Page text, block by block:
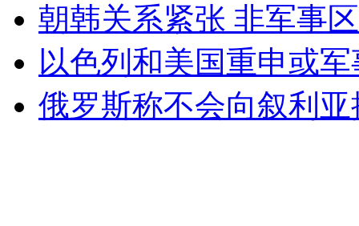
安徽一实载49人客车翻车
走！跟着总书记去植树
朝韩关系紧张 非军事
以色列和美国重申或
俄罗斯称不会向叙利